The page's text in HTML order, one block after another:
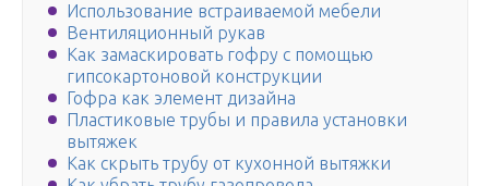
Использование встраиваемой мебели
Вентиляционный рукав
Как замаскировать гофру с помощью
гипсокартоновой конструкции
Гофра как элемент дизайна
Пластиковые трубы и правила установки
вытяжек
Как скрыть трубу от кухонной вытяжки